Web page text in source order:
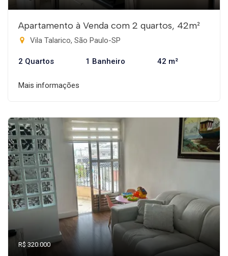
Apartamento à Venda com 2 quartos, 42m²
Vila Talarico, São Paulo-SP
2 Quartos 1 Banheiro 42 m²
Mais informações
R$ 320.000